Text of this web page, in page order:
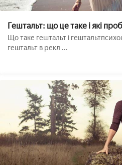
Гештальт: що це таке і які
гештальтпсихологія??
Що таке гештальт і
гештальт в рекл ...